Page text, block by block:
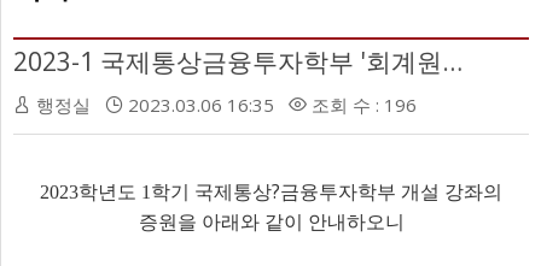
2023-1 국제통상금융투자학부 '회계원리' 증원 안내 [3/7(화) 09:30~]
행정실 2023.03.06 16:35 조회 수 : 196
2023학년도 1 학기 국제통상?금융투자학부 개설 강좌의
증원을 아래와 같이 안내하오니